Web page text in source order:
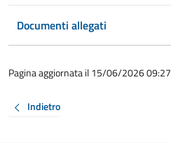
Documenti allegati
Pagina aggiornata il 15/06/2026 09:27
Indietro